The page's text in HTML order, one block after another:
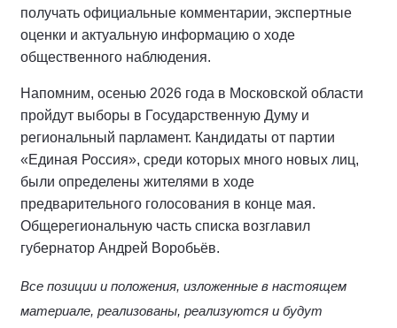
получать официальные комментарии, экспертные
оценки и актуальную информацию о ходе
общественного наблюдения.
Напомним, осенью 2026 года в Московской области
пройдут выборы в Государственную Думу и
региональный парламент. Кандидаты от партии
«Единая Россия», среди которых много новых лиц,
были определены жителями в ходе
предварительного голосования в конце мая.
Общерегиональную часть списка возглавил
губернатор Андрей Воробьёв.
Все позиции и положения, изложенные в настоящем
материале, реализованы, реализуются и будут